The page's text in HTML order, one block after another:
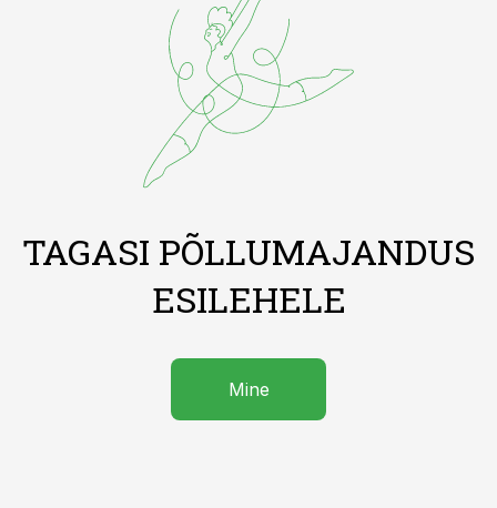
TAGASI PÕLLUMAJANDUS
ESILEHELE
Mine